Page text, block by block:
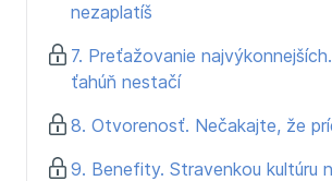
nezaplatíš
7. Preťažovanie
ťahúň nestačí
8. Otvorenosť. Nečakajte, že
9. Benefity. Stravenkou kultúru